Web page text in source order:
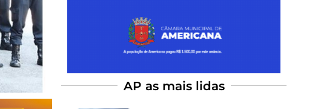
AP as mais lidas